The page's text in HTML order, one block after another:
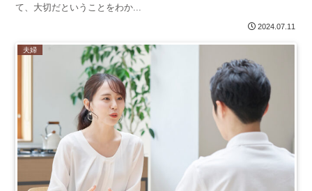
て、大切だということをわか...
2024.07.11
夫婦